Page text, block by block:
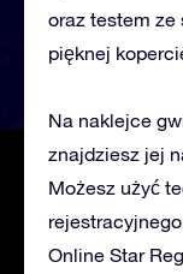
oraz testem ze
pięknej
Na naklejce
znajdziesz jej
Możesz użyć
Online Star